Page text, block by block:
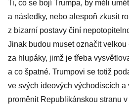
Ti, co se bojí Trumpa, by měli
a následky, nebo alespoň zkusit
z bizarní postavy činí
Jinak budou muset označit
za hlupáky, jimž je třeba
a co špatné. Trumpovi se totiž
ve svých ideových východiscích
proměnit Republikánskou stranu